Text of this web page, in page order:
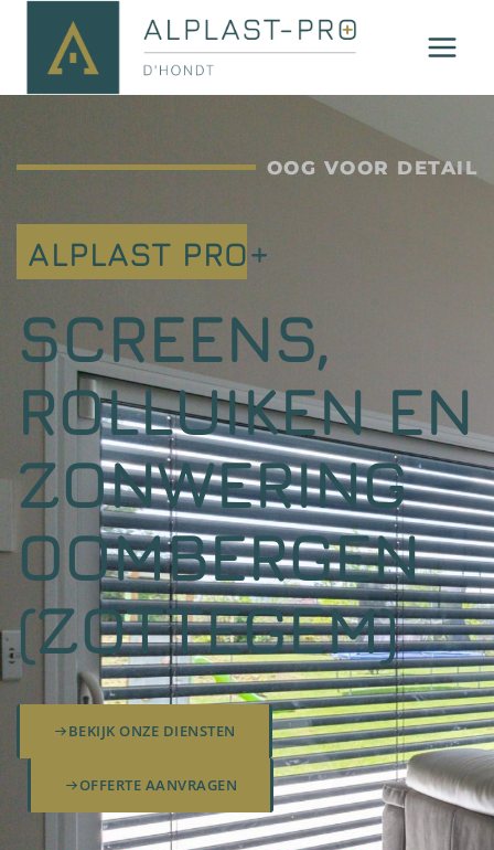
OOG VOOR DETAIL
ALPLAST PRO+
SCREENS,
ROLLUIKEN EN
ZONWERING
OOMBERGEN
(ZOTTEGEM)
BEKIJK ONZE DIENSTEN
OFFERTE AANVRAGEN